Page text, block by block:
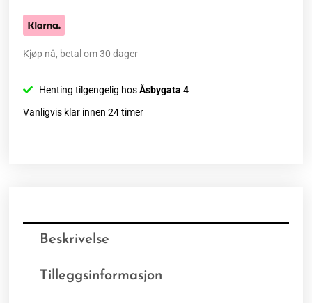
Kjøp nå, betal om 30 dager
Henting tilgengelig hosÅsbygata 4
Vanligvis klar innen 24 timer
Beskrivelse
Tilleggsinformasjon